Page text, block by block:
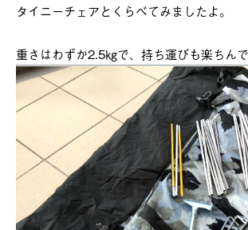
タイニーチェアとくらべてみましたよ。
重さはわずか2.5㎏で、持ち運びも楽ちんで